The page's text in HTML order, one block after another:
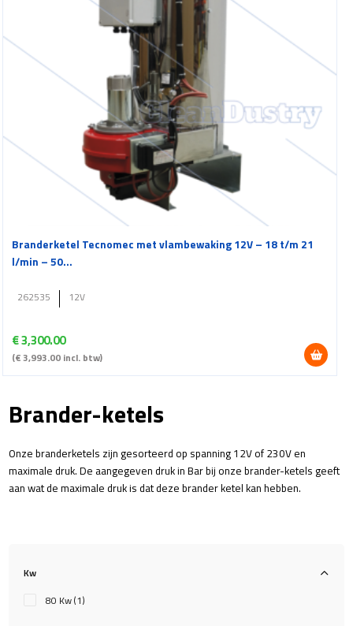
Kw
80 Kw(1)
Branderketel Tecnomec met vlambewaking 12V – 18 t/m 21
l/min – 50...
€3,300.00
(€3,993.00 incl. btw)
262535 12V
Brander-ketels
Onze branderketels zijn gesorteerd op spanning 12V of 230V en
maximale druk. De aangegeven druk in Bar bij onze brander-ketels geeft
aan wat de maximale druk is dat deze brander ketel kan hebben.